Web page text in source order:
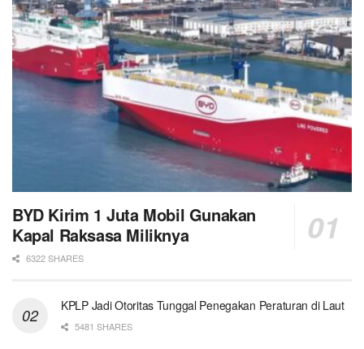
BYD Kirim 1 Juta Mobil Gunakan
Kapal Raksasa Miliknya
6322 SHARES
KPLP Jadi Otoritas Tunggal Penegakan Peraturan di Laut
5481 SHARES